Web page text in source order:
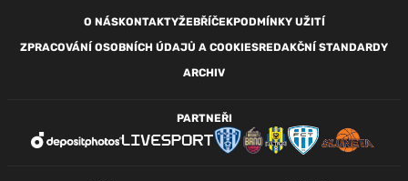
O NÁSKONTAKTYŽEBŘÍČEKPODMÍNKY UŽITÍ
ZPRACOVÁNÍ OSOBNÍCH ÚDAJŮ A COOKIESREDAKČNÍ STANDARDY
ARCHIV
PARTNEŘI